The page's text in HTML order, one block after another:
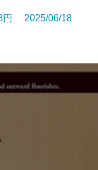
円 2025/06/18